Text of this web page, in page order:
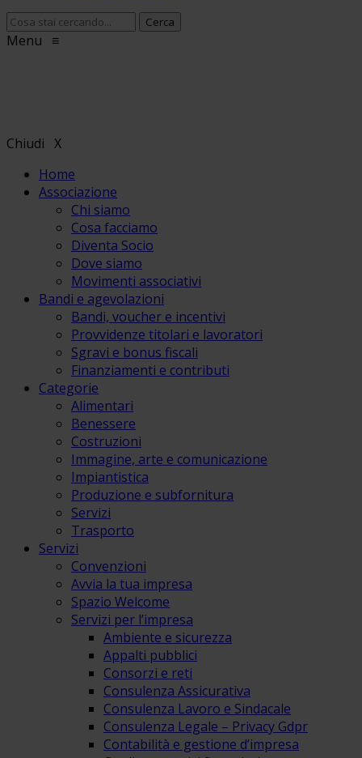
Menu ≡
Chiudi X
Home
Associazione
Chi siamo
Cosa facciamo
Diventa Socio
Dove siamo
Movimenti associativi
Bandi e agevolazioni
Bandi, voucher e incentivi
Provvidenze titolari e lavoratori
Sgravi e bonus fiscali
Finanziamenti e contributi
Categorie
Alimentari
Benessere
Costruzioni
Immagine, arte e comunicazione
Impiantistica
Produzione e subfornitura
Servizi
Trasporto
Servizi
Convenzioni
Avvia la tua impresa
Spazio Welcome
Servizi per l’impresa
Ambiente e sicurezza
Appalti pubblici
Consorzi e reti
Consulenza Assicurativa
Consulenza Lavoro e Sindacale
Consulenza Legale – Privacy Gdpr
Contabilità e gestione d’impresa